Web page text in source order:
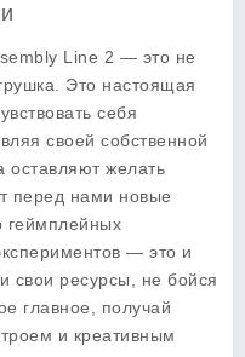
Line 2 — это не
Это настоящая
себя
своей собственной
оставляют желать
перед нами новые
геймплейных
— это и
свои ресурсы, не бойся
главное, получай
и креативным